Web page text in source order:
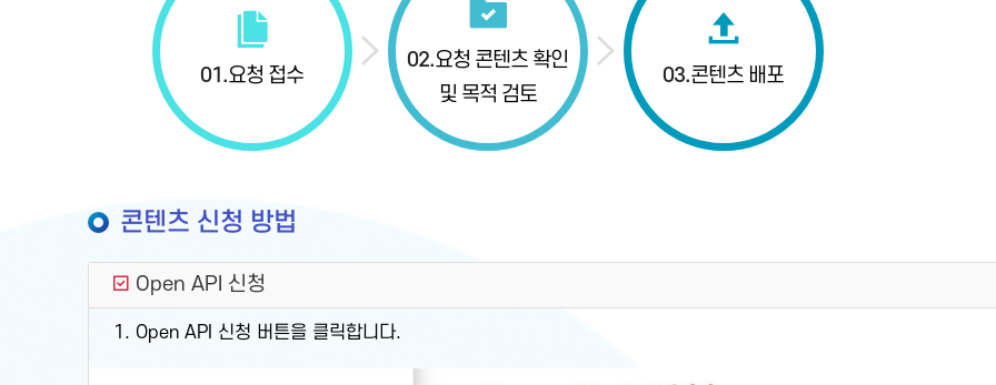
01.요청 접수
02.요청 콘텐츠 확인
및 목적 검토
03.콘텐츠 배포
콘텐츠 신청 방법
Open API 신청
1. Open API 신청 버튼을 클릭합니다.